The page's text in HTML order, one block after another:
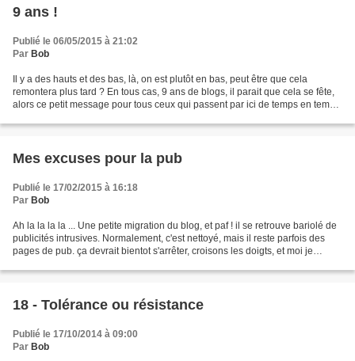
9 ans !
Publié le 06/05/2015 à 21:02
Par Bob
Il y a des hauts et des bas, là, on est plutôt en bas, peut être que cela
remontera plus tard ? En tous cas, 9 ans de blogs, il parait que cela se fête,
alors ce petit message pour tous ceux qui passent par ici de temps en temps,
Mes excuses pour la pub
Publié le 17/02/2015 à 16:18
Par Bob
Ah la la la la ... Une petite migration du blog, et paf ! il se retrouve bariolé de
publicités intrusives. Normalement, c'est nettoyé, mais il reste parfois des
pages de pub. ça devrait bientot s'arrêter, croisons les doigts, et moi je
18 - Tolérance ou résistance
Publié le 17/10/2014 à 09:00
Par Bob